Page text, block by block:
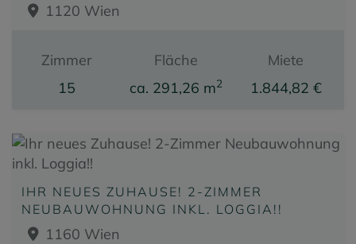
1120 Wien
Zimmer
15
Fläche
ca. 291,26 m2
Miete
1.844,82 €
IHR NEUES ZUHAUSE! 2-ZIMMER
NEUBAUWOHNUNG INKL. LOGGIA!!
1160 Wien